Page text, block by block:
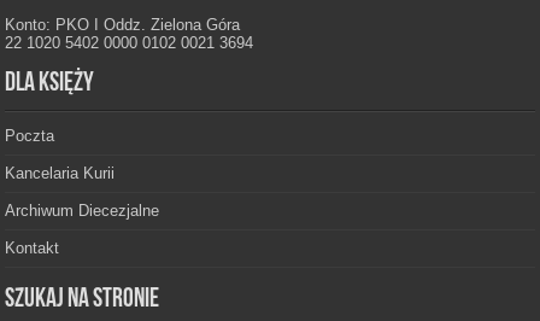
Konto: PKO I Oddz. Zielona Góra
22 1020 5402 0000 0102 0021 3694
Dla księży
Poczta
Kancelaria Kurii
Archiwum Diecezjalne
Kontakt
Szukaj na stronie